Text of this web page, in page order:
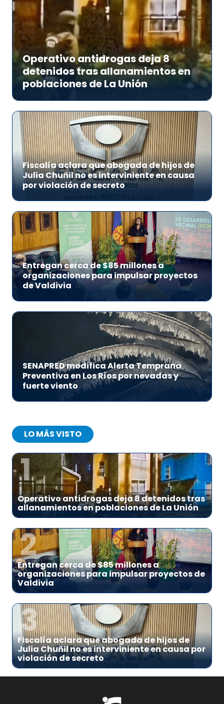
Operativo antidrogas deja 8
detenidos tras allanamientos en
poblaciones de La Unión
Fiscalía aclara que abogada de hijos de
Julia Chuñil no es interviniente en causa
por violación de secreto
Entregan cerca de $85 millones a
organizaciones para impulsar proyectos
de Valdivia
SENAPRED modifica Alerta Temprana
Preventiva en Los Ríos por nevadas y
fuerte viento
LO MÁS VISTO
1
Operativo antidrogas deja 8 detenidos tras
allanamientos en poblaciones de La Unión
2
Entregan cerca de $85 millones a
organizaciones para impulsar proyectos de
Valdivia
3
Fiscalía aclara que abogada de hijos de
Julia Chuñil no es interviniente en causa por
violación de secreto